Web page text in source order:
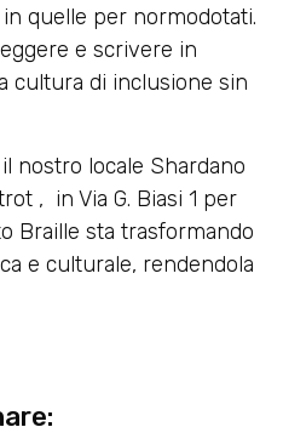
quelle per normodotati.
e scrivere in
cultura di inclusione sin
nostro locale Shardano
, in Via G. Biasi 1 per
Braille sta trasformando
e culturale, rendendola